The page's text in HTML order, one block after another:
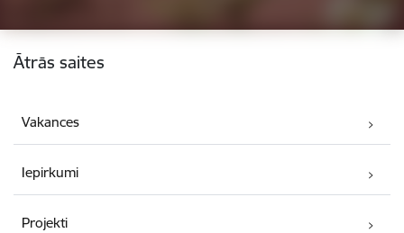
Kājene
Ātrās saites
Vakances
Iepirkumi
Projekti